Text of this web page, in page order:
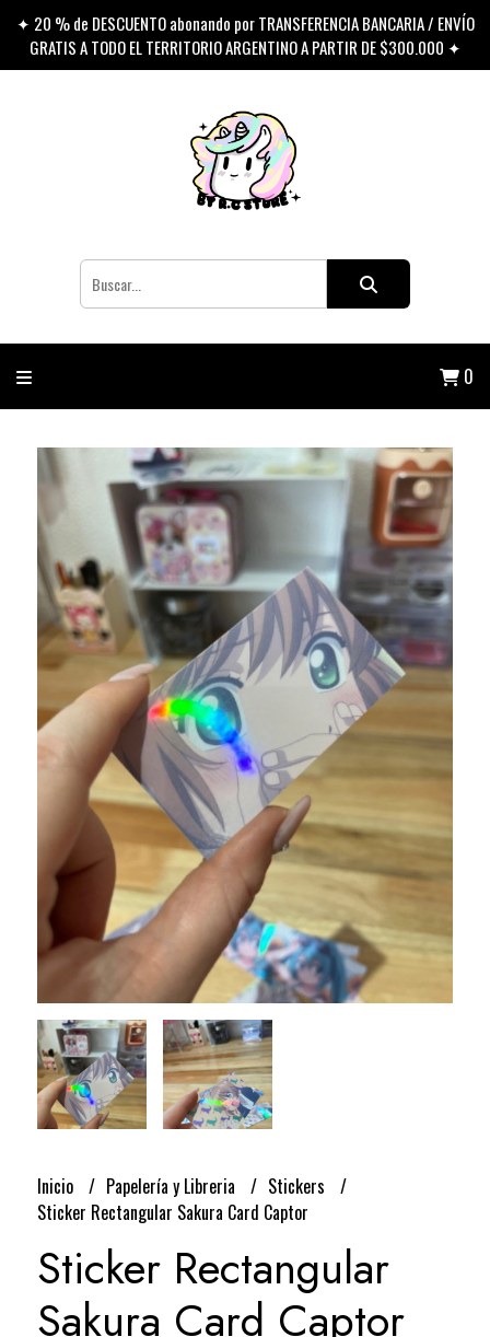
✦ 20 % de DESCUENTO abonando por TRANSFERENCIA BANCARIA / ENVÍO
GRATIS A TODO EL TERRITORIO ARGENTINO A PARTIR DE $300.000 ✦
0
Inicio Papelería y Libreria
Stickers
Sticker Rectangular Sakura Card Captor
Sticker Rectangular
Sakura Card Captor